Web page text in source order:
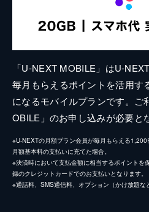
「U-NEXT MOBILE」はU-
毎月もらえるポイントを活用す
になるモバイルプランです。ご
OBILE」のお申し込みが必要と
※U-NEXTの月額プラン会員が毎月もらえる
月額基本料の支払いに充てた場合。
※決済時において支払金額に相当するポイントを
録のクレジットカードでのお支払いとなります。
※通話料、SMS通信料、オプション（かけ放題な